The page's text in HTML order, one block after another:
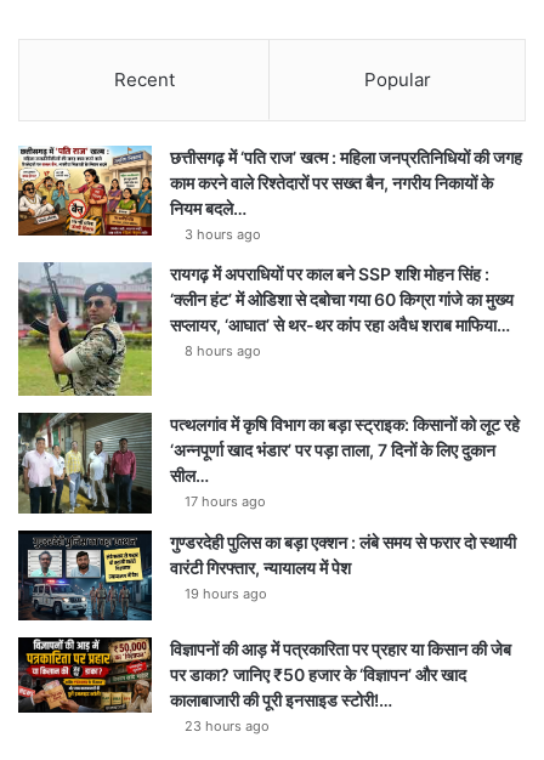
Recent Popular
छत्तीसगढ़ में ‘पति राज’ खत्म : महिला जनप्रतिनिधियों की जगह
काम करने वाले रिश्तेदारों पर सख्त बैन, नगरीय निकायों के
नियम बदले…
3 hours ago
रायगढ़ में अपराधियों पर काल बने SSP शशि मोहन सिंह :
‘क्लीन हंट’ में ओडिशा से दबोचा गया 60 किग्रा गांजे का मुख्य
सप्लायर, ‘आघात’ से थर-थर कांप रहा अवैध शराब माफिया…
8 hours ago
पत्थलगांव में कृषि विभाग का बड़ा स्ट्राइक: किसानों को लूट रहे
‘अन्नपूर्णा खाद भंडार’ पर पड़ा ताला, 7 दिनों के लिए दुकान
सील…
17 hours ago
गुण्डरदेही पुलिस का बड़ा एक्शन : लंबे समय से फरार दो स्थायी
वारंटी गिरफ्तार, न्यायालय में पेश
19 hours ago
विज्ञापनों की आड़ में पत्रकारिता पर प्रहार या किसान की जेब
पर डाका? जानिए ₹50 हजार के ‘विज्ञापन’ और खाद
कालाबाजारी की पूरी इनसाइड स्टोरी!…
23 hours ago